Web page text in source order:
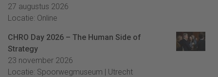
27 augustus 2026
Locatie: Online
CHRO Day 2026 – The Human Side of
Strategy
23 november 2026
Locatie: Spoorwegmuseum | Utrecht